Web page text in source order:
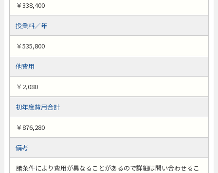
￥338,400
授業料／年
￥535,800
他費用
￥2,080
初年度費用合計
￥876,280
備考
諸条件により費用が異なることがあるので詳細は問い合わせるこ